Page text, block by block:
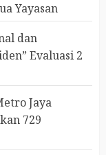
Yayasan
dan
Evaluasi 2
Jaya
729